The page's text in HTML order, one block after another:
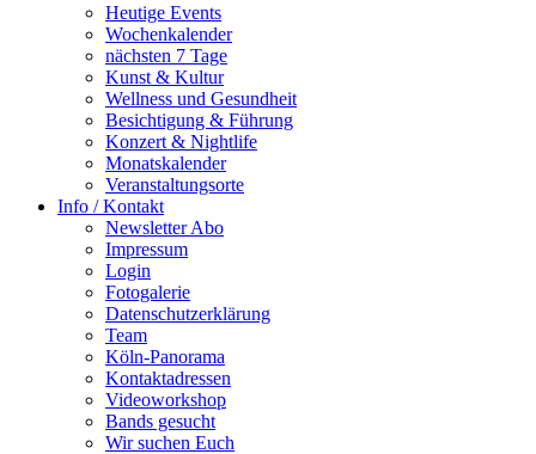
Heutige Events
Wochenkalender
nächsten 7 Tage
Kunst & Kultur
Wellness und Gesundheit
Besichtigung & Führung
Konzert & Nightlife
Monatskalender
Veranstaltungsorte
Info / Kontakt
Newsletter Abo
Impressum
Login
Fotogalerie
Datenschutzerklärung
Team
Köln-Panorama
Kontaktadressen
Videoworkshop
Bands gesucht
Wir suchen Euch